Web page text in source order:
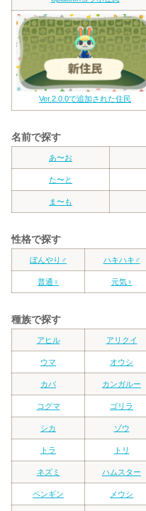
Ver.2.0.0で追加された住民
名前で探す
あ〜お
た〜と
ま〜も
性格で探す
ぼんやり♂ ハキハキ♂
普通♀ 元気♀
種族で探す
アヒル アリクイ
ウマ オウシ
カバ カンガルー
コグマ ゴリラ
シカ ゾウ
トラ トリ
ネズミ ハムスター
ペンギン メウシ